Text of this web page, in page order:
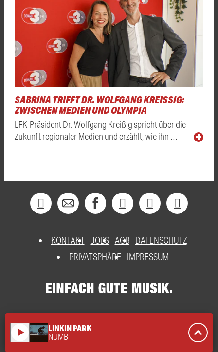
SABRINA TRIFFT DR. WOLFGANG KREISSIG: Z
WISCHEN MEDIEN UND OLYMPIA
LFK-Präsident Dr. Wolfgang Kreißig spricht über die
Zukunft regionaler Medien und erzählt, wie ihn …
KONTAKT JOBS AGB DATENSCHUTZ
PRIVATSPHÄRE
IMPRESSUM
play_arrow LINKIN PARK
NUMB